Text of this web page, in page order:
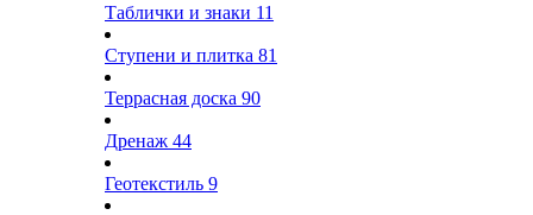
Таблички и знаки 11
Ступени и плитка 81
Террасная доска 90
Дренаж 44
Геотекстиль 9